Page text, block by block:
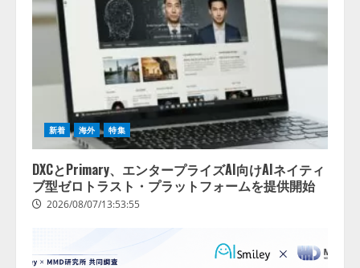
新着 海外 特集
DXCとPrimary、エンタープライズAI向けAIネイティ
ブ型ゼロトラスト・プラットフォームを提供開始
2026/08/07/13:53:55